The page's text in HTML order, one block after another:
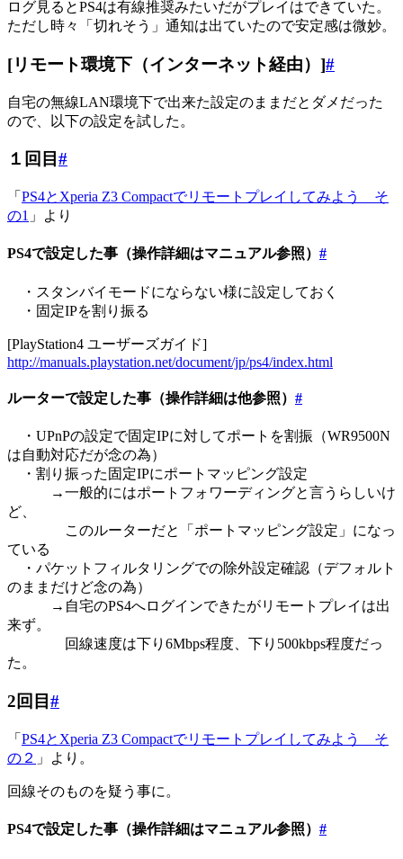
ログ見るとPS4は有線推奨みたいだがプレイはできていた。
ただし時々「切れそう」通知は出ていたので安定感は微妙。
[リモート環境下（インターネット経由）]#
自宅の無線LAN環境下で出来た設定のままだとダメだった
ので、以下の設定を試した。
１回目 #
「 PS4とXperia Z3 Compactでリモートプレイしてみよう そ
の1 」より
PS4で設定した事（操作詳細はマニュアル参照） #
・スタンバイモードにならない様に設定しておく
・固定IPを割り振る
[PlayStation4 ユーザーズガイド]
http://manuals.playstation.net/document/jp/ps4/index.html
ルーターで設定した事（操作詳細は他参照） #
・UPnPの設定で固定IPに対してポートを割振（WR9500N
は自動対応だが念の為）
・割り振った固定IPにポートマッピング設定
→一般的にはポートフォワーディングと言うらしいけ
ど、
このルーターだと「ポートマッピング設定」になっ
ている
・パケットフィルタリングでの除外設定確認（デフォルト
のままだけど念の為）
→自宅のPS4へログインできたがリモートプレイは出
来ず。
回線速度は下り6Mbps程度、下り500kbps程度だっ
た。
2回目 #
「 PS4とXperia Z3 Compactでリモートプレイしてみよう そ
の２ 」より。
回線そのものを疑う事に。
PS4で設定した事（操作詳細はマニュアル参照） #